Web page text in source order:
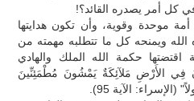
كل أمر يصدره القائد؟!
موحدة وقوية، وأن تكون هدايتها
الله ويمنحه كل ما تتطلبه مهمته من
اقتضتها حكمة الله الملك والهادي
فِي الأَرْضِ مَلآئِكَةٌ يَمْشُونَ مُطْمَئِنِّينَ
الآية 95).